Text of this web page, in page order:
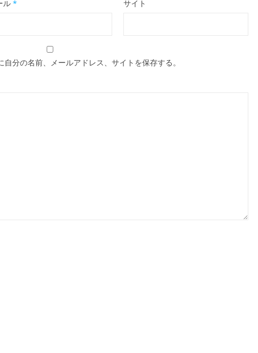
ル* サイト
分の名前、メールアドレス、サイトを保存する。